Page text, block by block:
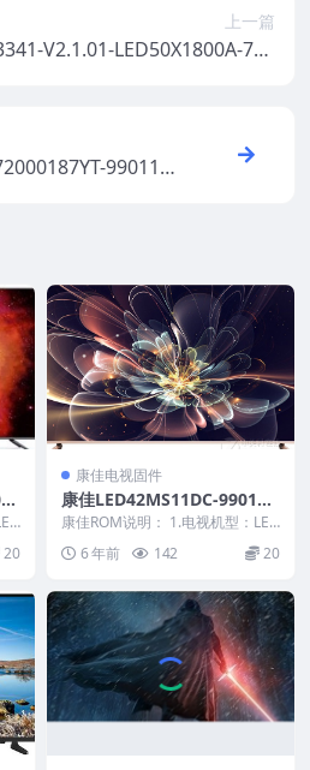
上一篇
V2.1.01-LED50X1800A-720
990114
20
康佳电视固件
康佳LED42MS11DC-990102
43-V1.1.10原厂系统刷机电视
固件包下载
康佳ROM说明： 1.电视机型：LED
42MS11DC 2.物料号：990102...
6 年前 142 20